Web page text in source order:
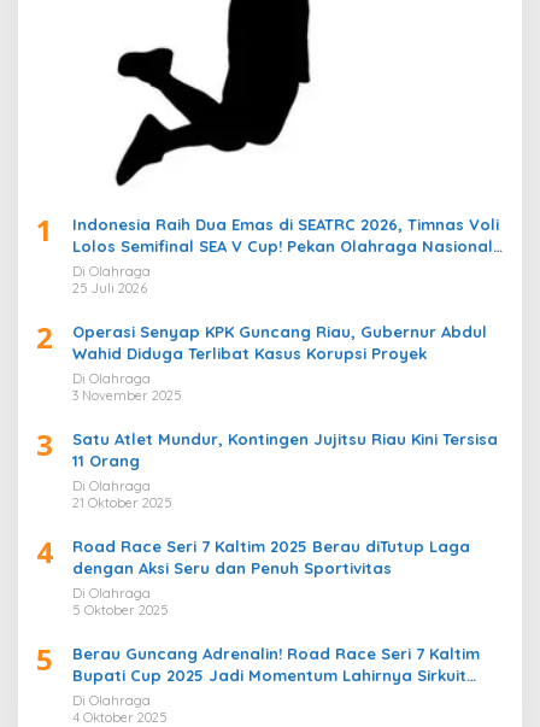
1
Indonesia Raih Dua Emas di SEATRC 2026, Timnas Voli
Lolos Semifinal SEA V Cup! Pekan Olahraga Nasional
Bergemuruh
Di Olahraga
25 Juli 2026
2
Operasi Senyap KPK Guncang Riau, Gubernur Abdul
Wahid Diduga Terlibat Kasus Korupsi Proyek
Di Olahraga
3 November 2025
3
Satu Atlet Mundur, Kontingen Jujitsu Riau Kini Tersisa
11 Orang
Di Olahraga
21 Oktober 2025
4
Road Race Seri 7 Kaltim 2025 Berau diTutup Laga
dengan Aksi Seru dan Penuh Sportivitas
Di Olahraga
5 Oktober 2025
5
Berau Guncang Adrenalin! Road Race Seri 7 Kaltim
Bupati Cup 2025 Jadi Momentum Lahirnya Sirkuit
Permanen 2026
Di Olahraga
4 Oktober 2025